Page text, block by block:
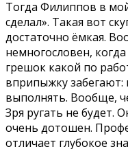
Тогда Филиппов в
сделал». Такая вот
достаточно ёмкая.
немногословен,
грешок какой по
вприпыжку забегают:
выполнять. Вообще,
Зря ругать не будет.
очень дотошен.
отличает глубокое